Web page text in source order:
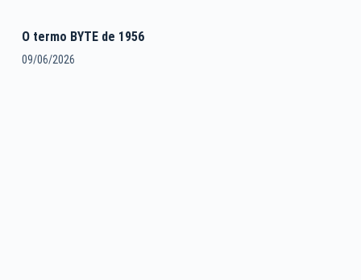
O termo BYTE de 1956
09/06/2026